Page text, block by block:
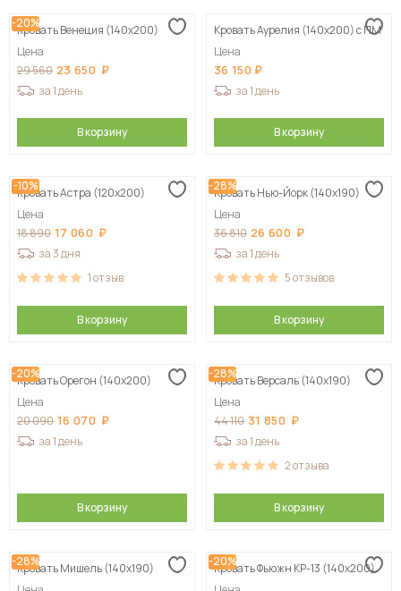
-20%
Кровать Венеция (140х200)
Цена
29 560 23 650
за 1 день
В корзину
Кровать Аурелия (140х200) с ПМ
Цена
36 150
за 1 день
В корзину
-10%
Кровать Астра (120х200)
Цена
18 890 17 060
за 3 дня
1отзыв
В корзину
-28%
Кровать Нью-Йорк (140х190)
Цена
36 810 26 600
за 1 день
5отзывов
В корзину
-20%
Кровать Орегон (140х200)
Цена
20 090 16 070
за 1 день
В корзину
-28%
Кровать Версаль (140х190)
Цена
44 110 31 850
за 1 день
2отзыва
В корзину
-28%
Кровать Мишель (140х190)
-20%
Кровать Фьюжн КР-13 (140х200)